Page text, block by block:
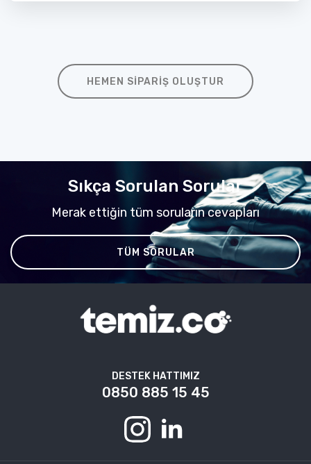
HEMEN SIPARIŞ OLUŞTUR
Sıkça Sorulan Sorular
Merak ettiğin tüm soruların cevapları
TÜM SORULAR
DESTEK HATTIMIZ
0850 885 15 45